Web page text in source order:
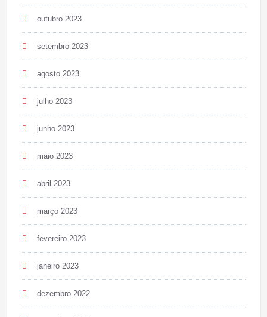
outubro 2023
setembro 2023
agosto 2023
julho 2023
junho 2023
maio 2023
abril 2023
março 2023
fevereiro 2023
janeiro 2023
dezembro 2022